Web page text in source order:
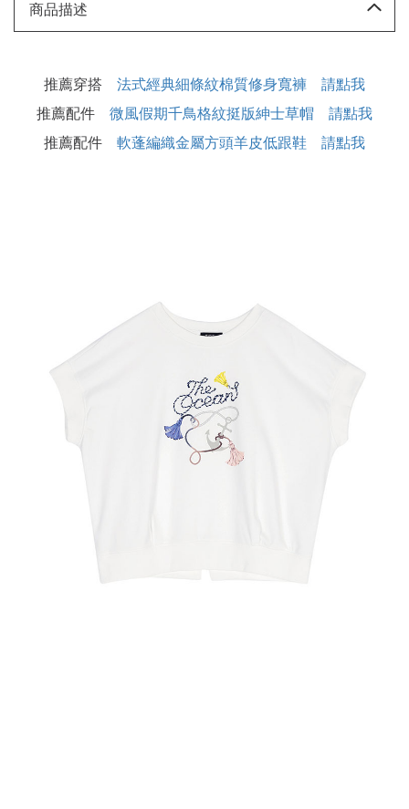
商品描述
推薦穿搭 法式經典細條紋棉質修身寬褲 請點我
推薦配件 微風假期千鳥格紋挺版紳士草帽 請點我
推薦配件 軟蓬編織金屬方頭羊皮低跟鞋 請點我